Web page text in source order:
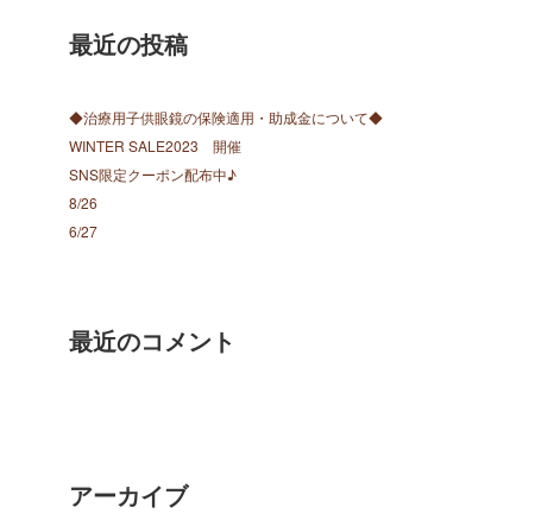
最近の投稿
◆治療用子供眼鏡の保険適用・助成金について◆
WINTER SALE2023 開催
SNS限定クーポン配布中♪
8/26
6/27
最近のコメント
アーカイブ